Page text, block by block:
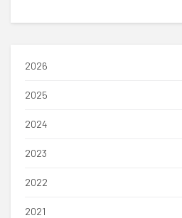
2026
2025
2024
2023
2022
2021